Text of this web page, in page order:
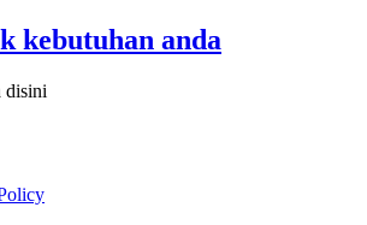
kebutuhan anda
disini